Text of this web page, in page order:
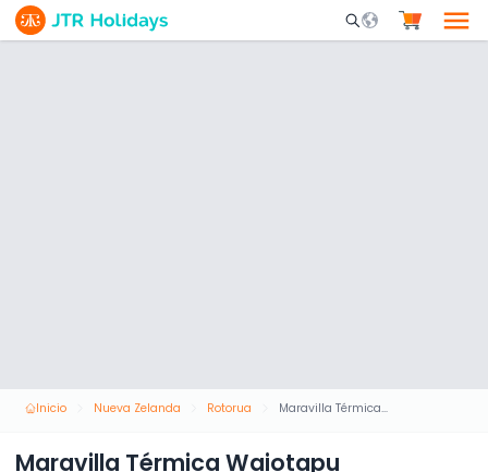
Mobile Search
Inicio Nueva Zelanda Rotorua Maravilla Térmica Waiotapu
Maravilla Térmica Waiotapu